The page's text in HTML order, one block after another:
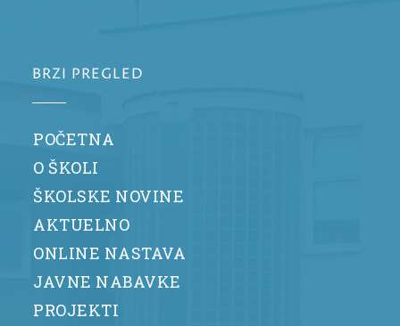
BRZI PREGLED
POČETNA
O ŠKOLI
ŠKOLSKE NOVINE
AKTUELNO
ONLINE NASTAVA
JAVNE NABAVKE
PROJEKTI